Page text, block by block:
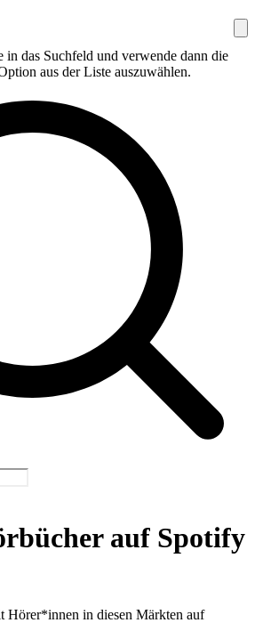
in das Suchfeld und verwende dann die
aus der Liste auszuwählen.
auf Spotify
Hörer*innen in diesen Märkten auf